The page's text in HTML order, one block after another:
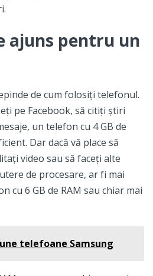
ajuns pentru un
de cum folosiți telefonul.
pe Facebook, să citiți știri
un telefon cu 4 GB de
Dar dacă vă place să
video sau să faceți alte
de procesare, ar fi mai
cu 6 GB de RAM sau chiar mai
telefoane Samsung